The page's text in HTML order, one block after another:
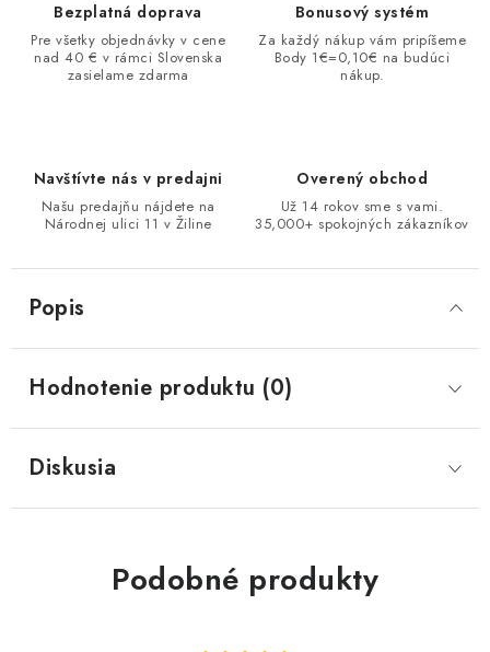
Bezplatná doprava
Pre všetky objednávky v cene
nad 40 € v rámci Slovenska
zasielame zdarma
Bonusový systém
Za každý nákup vám pripíšeme
Body 1€=0,10€ na budúci
nákup.
Navštívte nás v predajni
Našu predajňu nájdete na
Národnej ulici 11 v Žiline
Overený obchod
Už 14 rokov sme s vami.
35,000+ spokojných zákazníkov
Popis
Hodnotenie produktu (0)
Diskusia
Podobné produkty